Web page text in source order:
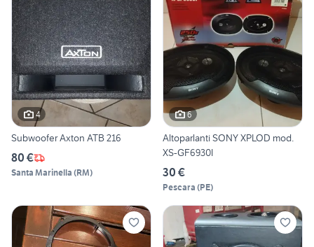
4
Subwoofer Axton ATB 216
80 €
Santa Marinella (RM)
6
Altoparlanti SONY XPLOD mod.
XS-GF6930I
30 €
Pescara (PE)